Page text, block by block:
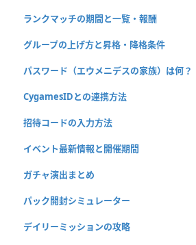
ランクマッチの期間と一覧・報酬
グループの上げ方と昇格・降格条件
パスワード（エウメニデスの家族）は何？
CygamesIDとの連携方法
招待コードの入力方法
イベント最新情報と開催期間
ガチャ演出まとめ
パック開封シミュレーター
デイリーミッションの攻略